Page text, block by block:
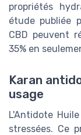
propriétés
étude publiée
CBD peuvent
35% en
Karan
usage
L'Antidote
stressées. Ce